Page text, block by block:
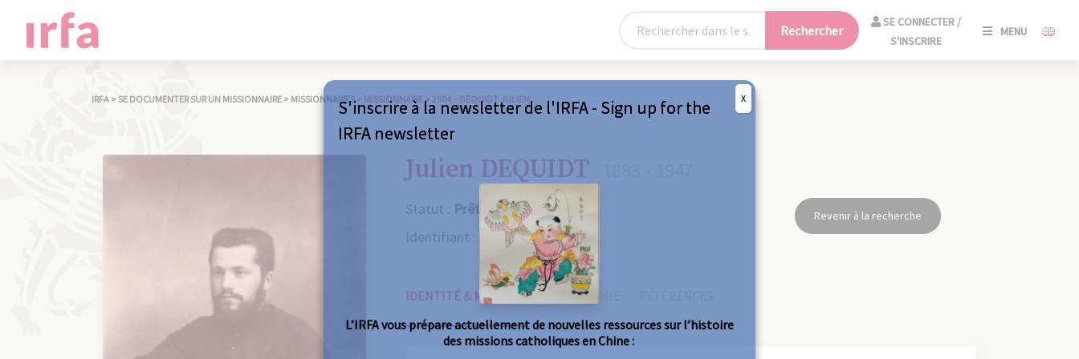
Rechercher
SE CONNECTER /
S'INSCRIRE
MENU
IRFA >SE DOCUMENTER SUR UN MISSIONNAIRE > MISSIONNAIRES > MISSIONNAIRE> 2904 – DEQUIDT JULIEN
Julien DEQUIDT
Statut : Prêtre
Identifiant : 2904
Revenir à la recherche
IDENTITÉ & MISSIONS BIOGRAPHIE
S'inscrire à la newsletter de l'IRFA - Sign up for the
IRFA newsletter
L’IRFA vous prépare actuellement de nouvelles ressources sur l’histoire
des missions catholiques en Chine :
X